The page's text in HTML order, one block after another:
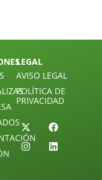
LEGAL
AVISO LEGAL
POLÍTICA DE
PRIVACIDAD